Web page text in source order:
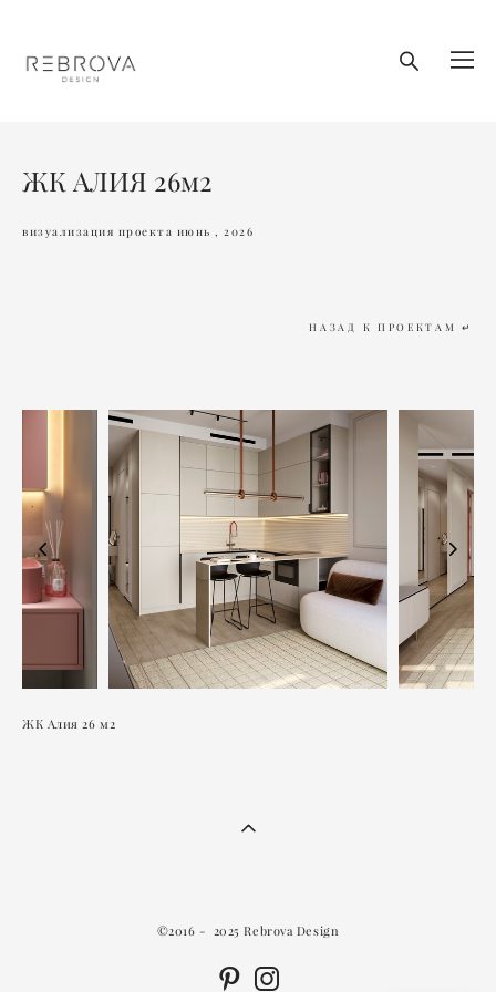
ЖК АЛИЯ 26м2
визуализация проекта июнь , 2026
НАЗАД К ПРОЕКТАМ ↵
ЖК Алия 26 м2
©2016 - 2025 Rebrova Design